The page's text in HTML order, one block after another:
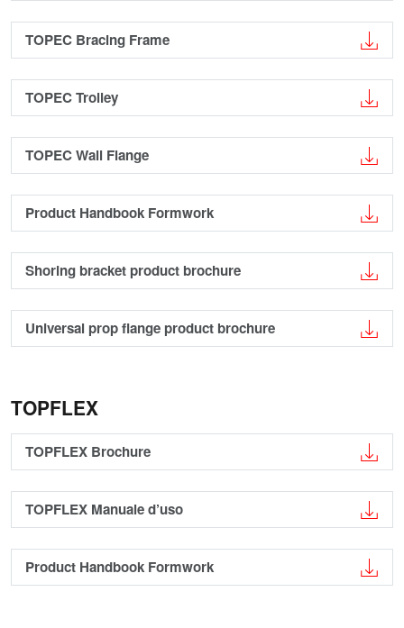
TOPEC Bracing Frame
TOPEC Trolley
TOPEC Wall Flange
Product Handbook Formwork
Shoring bracket product brochure
Universal prop flange product brochure
TOPFLEX
TOPFLEX Brochure
TOPFLEX Manuale d’uso
Product Handbook Formwork